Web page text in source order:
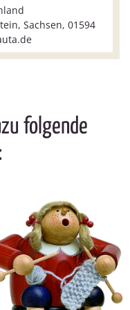
Sachsen, 01594
folgende